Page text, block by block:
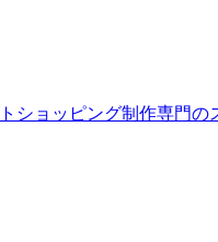
ショッピング制作専門の